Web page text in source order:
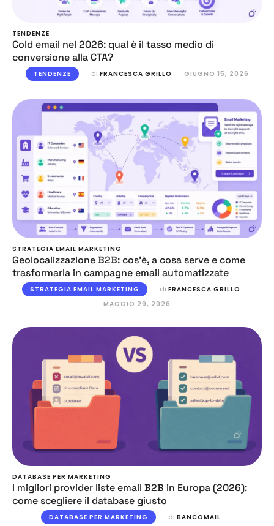
TENDENZE
Cold email nel 2026: qual è il tasso medio di
conversione alla CTA?
TENDENZE di FRANCESCA GRILLO GIUGNO 15, 2026
STRATEGIA EMAIL MARKETING
Geolocalizzazione B2B: cos’è, a cosa serve e come
trasformarla in campagne email automatizzate
STRATEGIA EMAIL MARKETING di FRANCESCA GRILLO
MAGGIO 29, 2026
DATABASE PER MARKETING
I migliori provider liste email B2B in Europa (2026):
come scegliere il database giusto
DATABASE PER MARKETING di BANCOMAIL